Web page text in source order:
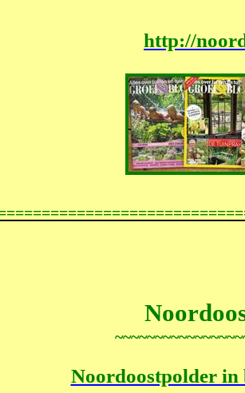
http://
Noordoostpolder in